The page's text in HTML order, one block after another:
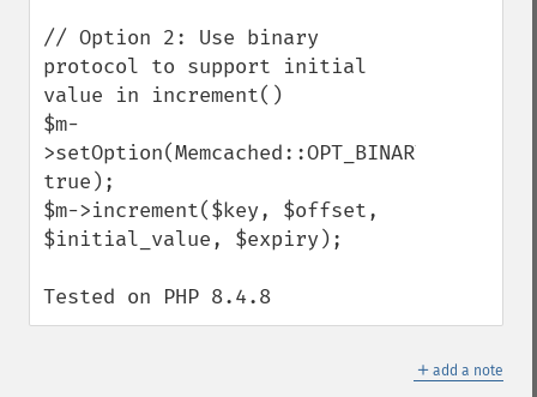
// Option 2: Use binary
protocol to support initial
value in increment()
$m-
true);
$m->increment($key, $offset,
$initial_value, $expiry);
Tested on PHP 8.4.8
＋ add a note